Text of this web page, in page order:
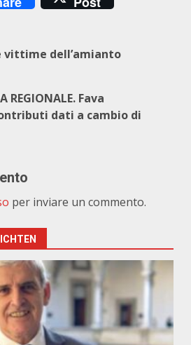
vittime dell’amianto
REGIONALE. Fava
dati a cambio di
per inviare un commento.